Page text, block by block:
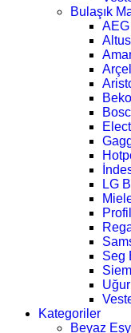
Bulaşık
LG
Seg
Kategoriler
Beyaz